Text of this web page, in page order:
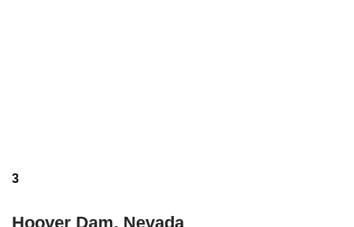
3
Hoover Dam, Nevada